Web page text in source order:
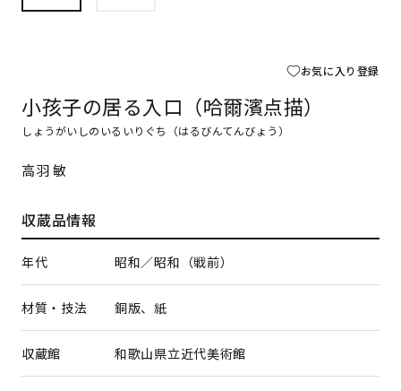
お気に入り登録
小孩子の居る入口（哈爾濱点描）
しょうがいしのいるいりぐち（はるびんてんびょう）
高羽 敏
収蔵品情報
年代 昭和／昭和（戦前）
材質・技法 銅版、紙
収蔵館 和歌山県立近代美術館